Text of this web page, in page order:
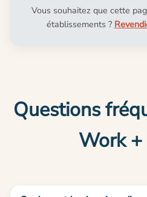
Vous souhaitez que cette
établissements ?
Questions
Work